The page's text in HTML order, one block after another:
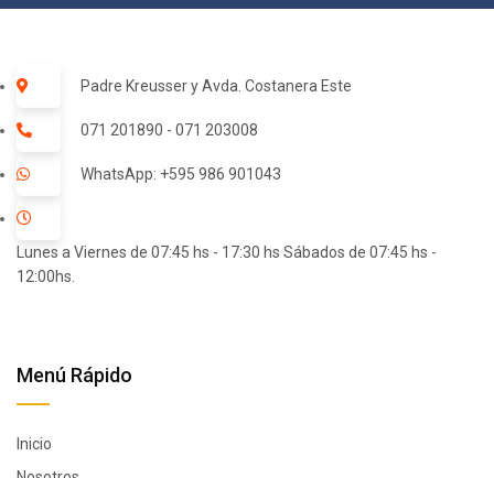
Padre Kreusser y Avda. Costanera Este
071 201890 - 071 203008
WhatsApp: +595 986 901043
Lunes a Viernes de 07:45 hs - 17:30 hs Sábados de 07:45 hs -
12:00hs.
Menú Rápido
Inicio